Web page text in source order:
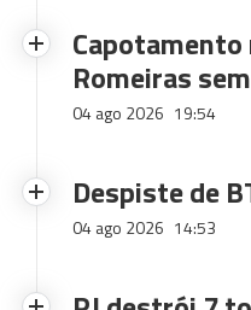
Romeiras
04 ago 2026 19:54
Despiste de
04 ago 2026 14:53